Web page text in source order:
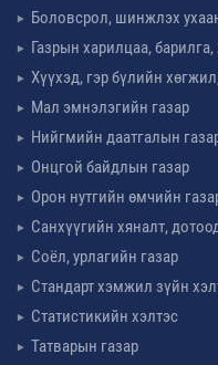
Боловсрол, шинжлэх
Газрын харилцаа,
Хүүхэд, гэр бүлийн
Мал эмнэлэгийн газар
Нийгмийн даатгалын
Онцгой байдлын газар
Орон нутгийн өмчийн
Санхүүгийн хяналт,
Соёл, урлагийн газар
Стандарт хэмжил зүйн
Статистикийн хэлтэс
Татварын газар